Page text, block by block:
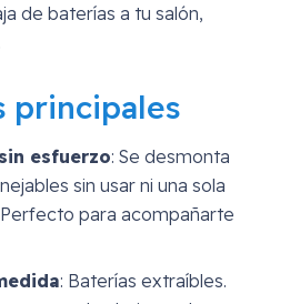
de baterías a tu salón,
principales
esfuerzo: Se desmonta
sin usar ni una sola
para acompañarte
: Baterías extraíbles.